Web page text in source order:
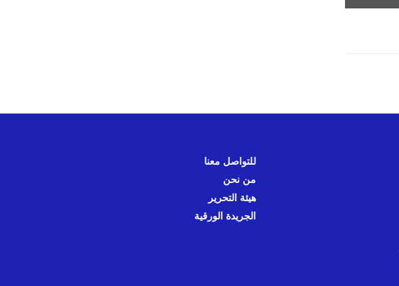
للتواصل معنا
من نحن
هيئة التحرير
الجريدة الورقية